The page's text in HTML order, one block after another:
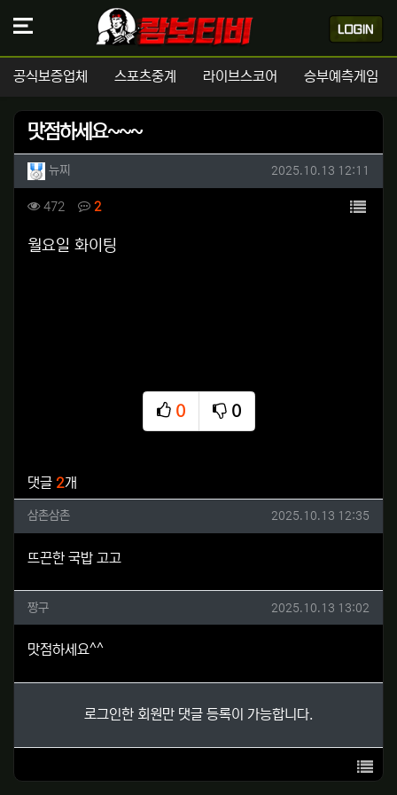
공식보증업체 스포츠중계 라이브스코어 승부예측게임
맛점하세요~~~
작성자 정보
뉴찌 작성일
2025.10.13 12:11
컨텐츠 정보
472 조회 2댓글 목록
본문
월요일 화이팅
0
추천
0
비추천
댓글 2개
삼촌삼촌님의 댓글
삼촌삼촌 작성일
2025.10.13 12:35
뜨끈한 국밥 고고
짱구님의 댓글
짱구 작성일
2025.10.13 13:02
맛점하세요^^
로그인한 회원만 댓글 등록이 가능합니다.
목록